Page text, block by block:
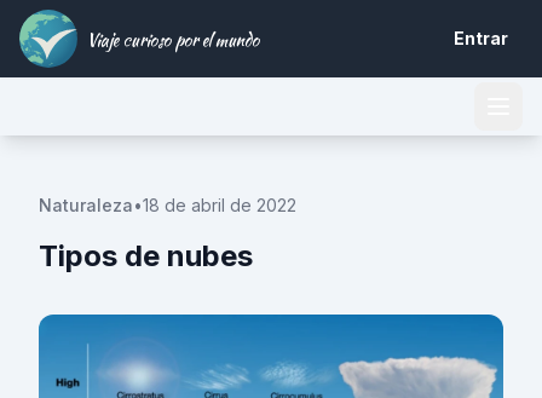
Viaje curioso por el mundo Entrar
Naturaleza•18 de abril de 2022
Tipos de nubes